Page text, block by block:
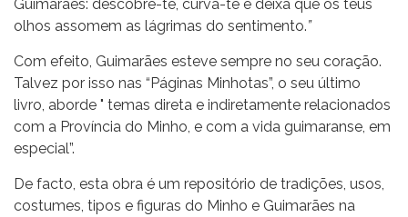
Guimarães: descobre-te, curva-te e deixa que os teus
olhos assomem as lágrimas do sentimento.”
Com efeito, Guimarães esteve sempre no seu coração.
Talvez por isso nas “Páginas Minhotas”, o seu último
livro, aborde " temas direta e indiretamente relacionados
com a Província do Minho, e com a vida guimaranse, em
especial”.
De facto, esta obra é um repositório de tradições, usos,
costumes, tipos e figuras do Minho e Guimarães na